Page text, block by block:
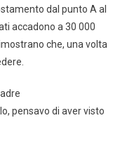
dal punto A al
accadono a 30 000
che, una volta
pensavo di aver visto